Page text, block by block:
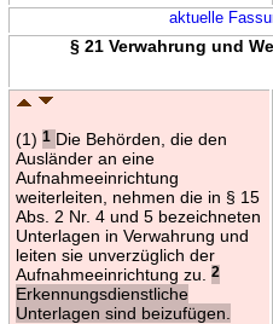
aktuelle
§ 21 Verwahrung und
(1) 1 Die Behörden, die den
Ausländer an eine
Aufnahmeeinrichtung
weiterleiten, nehmen die in § 15
Abs. 2 Nr. 4 und 5 bezeichneten
Unterlagen in Verwahrung und
leiten sie unverzüglich der
Aufnahmeeinrichtung zu.
2
Erkennungsdienstliche
Unterlagen sind beizufügen.